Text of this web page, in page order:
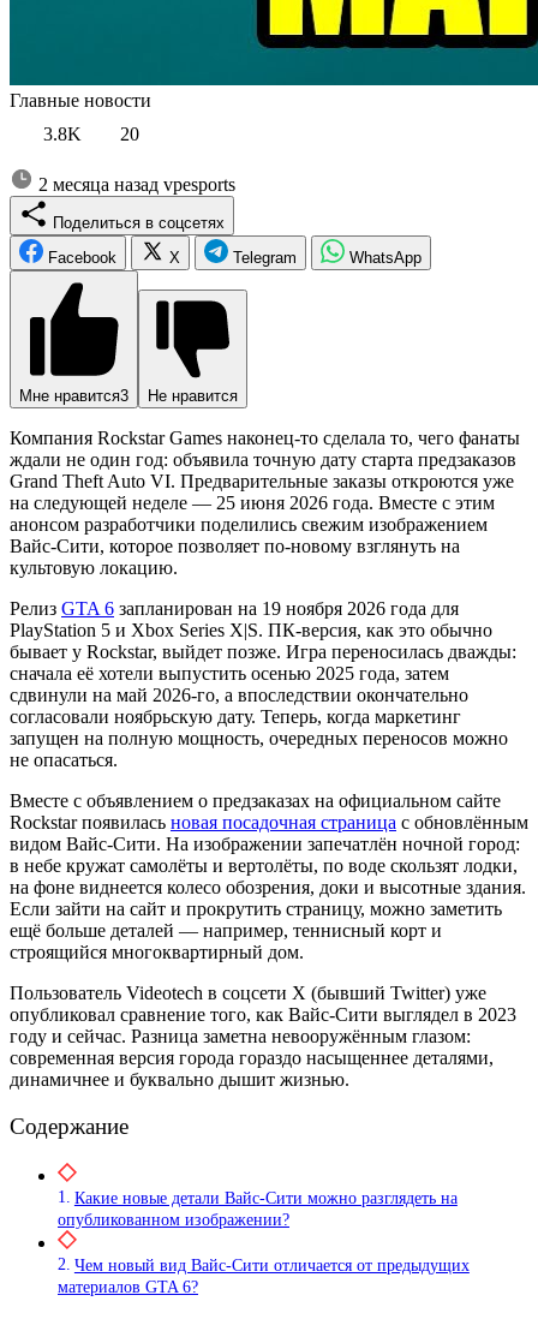
Главные новости
3.8K
20
2 месяца назад vpesports
Поделиться в соцсетях
Facebook
X Telegram WhatsApp
Мне нравится3 Не нравится
Компания Rockstar Games наконец-то сделала то, чего фанаты
ждали не один год: объявила точную дату старта предзаказов
Grand Theft Auto VI. Предварительные заказы откроются уже
на следующей неделе — 25 июня 2026 года. Вместе с этим
анонсом разработчики поделились свежим изображением
Вайс-Сити, которое позволяет по-новому взглянуть на
культовую локацию.
Релиз GTA 6 запланирован на 19 ноября 2026 года для
PlayStation 5 и Xbox Series X|S. ПК-версия, как это обычно
бывает у Rockstar, выйдет позже. Игра переносилась дважды:
сначала её хотели выпустить осенью 2025 года, затем
сдвинули на май 2026-го, а впоследствии окончательно
согласовали ноябрьскую дату. Теперь, когда маркетинг
запущен на полную мощность, очередных переносов можно
не опасаться.
Вместе с объявлением о предзаказах на официальном сайте
Rockstar появилась новая посадочная страница с обновлённым
видом Вайс-Сити. На изображении запечатлён ночной город:
в небе кружат самолёты и вертолёты, по воде скользят лодки,
на фоне виднеется колесо обозрения, доки и высотные здания.
Если зайти на сайт и прокрутить страницу, можно заметить
ещё больше деталей — например, теннисный корт и
строящийся многоквартирный дом.
Пользователь Videotech в соцсети X (бывший Twitter) уже
опубликовал сравнение того, как Вайс-Сити выглядел в 2023
году и сейчас. Разница заметна невооружённым глазом:
современная версия города гораздо насыщеннее деталями,
динамичнее и буквально дышит жизнью.
Содержание
Какие новые детали Вайс-Сити можно разглядеть на
опубликованном изображении?
Чем новый вид Вайс-Сити отличается от предыдущих
материалов GTA 6?